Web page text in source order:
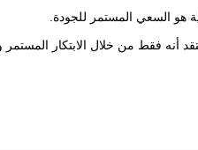
هو السعي المستمر للجودة.
أنه فقط من خلال الابتكار المستمر